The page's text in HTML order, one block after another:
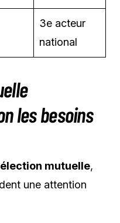
3e acteur
national
les besoins
mutuelle,
une attention